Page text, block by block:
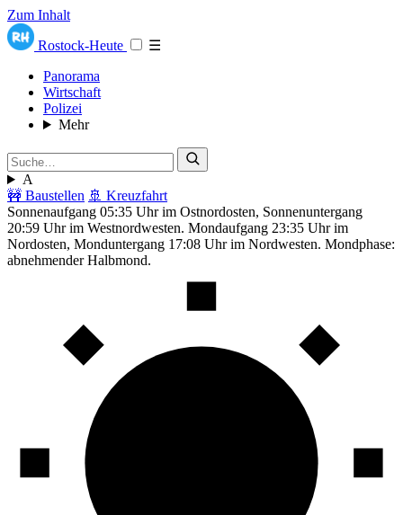
Zum Inhalt
Rostock-Heute
☰
Panorama
Wirtschaft
Polizei
Mehr
A
🚧 Baustellen 🚢 Kreuzfahrt
Sonnenaufgang 05:35 Uhr im Ostnordosten, Sonnenuntergang
20:59 Uhr im Westnordwesten. Mondaufgang 23:35 Uhr im
Nordosten, Monduntergang 17:08 Uhr im Nordwesten. Mondphase:
abnehmender Halbmond.